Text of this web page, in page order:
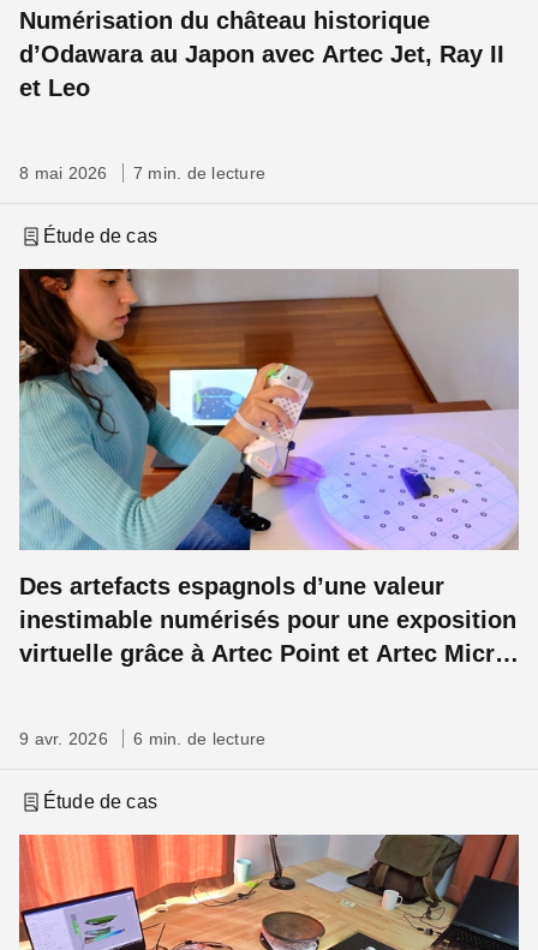
Numérisation du château historique
d’Odawara au Japon avec Artec Jet, Ray II
et Leo
8 mai 2026 7 min. de lecture
Étude de cas
Des artefacts espagnols d’une valeur
inestimable numérisés pour une exposition
virtuelle grâce à Artec Point et Artec Micro
9 avr. 2026 6 min. de lecture
Étude de cas